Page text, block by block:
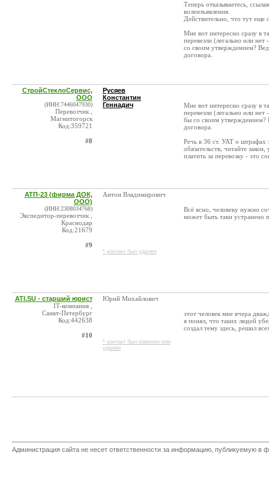
Теперь отказываетесь,
волеизъявления.
Действительно, что тут еще
Мне вот интересно сразу в
перевезли (легально или
со своим утверждением?
договора.
СтройСтеклоСервис,
ООО
(ИНН:7446047930)
Перевозчик ,
Магнитогорск
Код:359721
#8
Русяев
Константин
Геннадич
Мне вот интересно сразу в
перевезли (легально или
бы со своим утверждением?
договора.
Речь в 36 ст. УАТ о штрафах
обязательств, читайте
платить за перевозку - это
АТП-23 (фирма ДОК,
ООО)
(ИНН:2308034768)
Экспедитор-перевозчик ,
Краснодар
Код:21679
#9
Антон Владимирович
* контакт был удален
Всё ясно, человеку нужно
может быть таки устранено
ATI.SU - старший юрист
IT-компания ,
Санкт-Петербург
Код:442638
#10
Юрий Михайлович
* контакт был изменен или
удален
этот человек мне вчера
я понял, что таких людей
создал тему здесь, решил
Администрация сайта не несет ответственности за информацию, публикуемую